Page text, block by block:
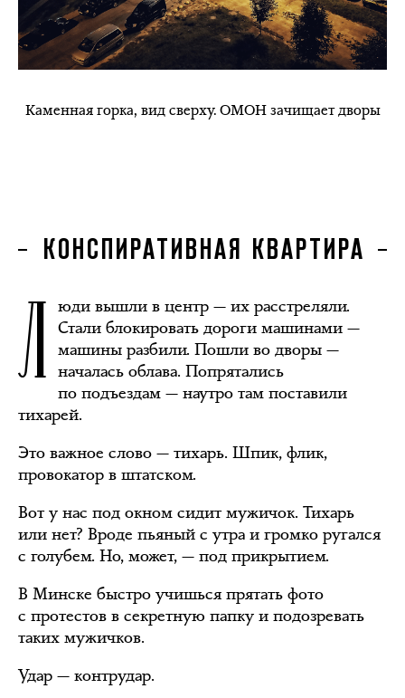
Каменная горка, вид сверху. ОМОН зачищает дворы
КОНСПИРАТИВНАЯ КВАРТИРА
Л юди вышли в центр — их расстреляли.
Стали блокировать дороги машинами —
машины разбили. Пошли во дворы —
началась облава. Попрятались
по подъездам — наутро там поставили
тихарей.
Это важное слово — тихарь. Шпик, флик,
провокатор в штатском.
Вот у нас под окном сидит мужичок. Тихарь
или нет? Вроде пьяный с утра и громко ругался
с голубем. Но, может, — под прикрытием.
В Минске быстро учишься прятать фото
с протестов в секретную папку и подозревать
таких мужичков.
Удар — контрудар.